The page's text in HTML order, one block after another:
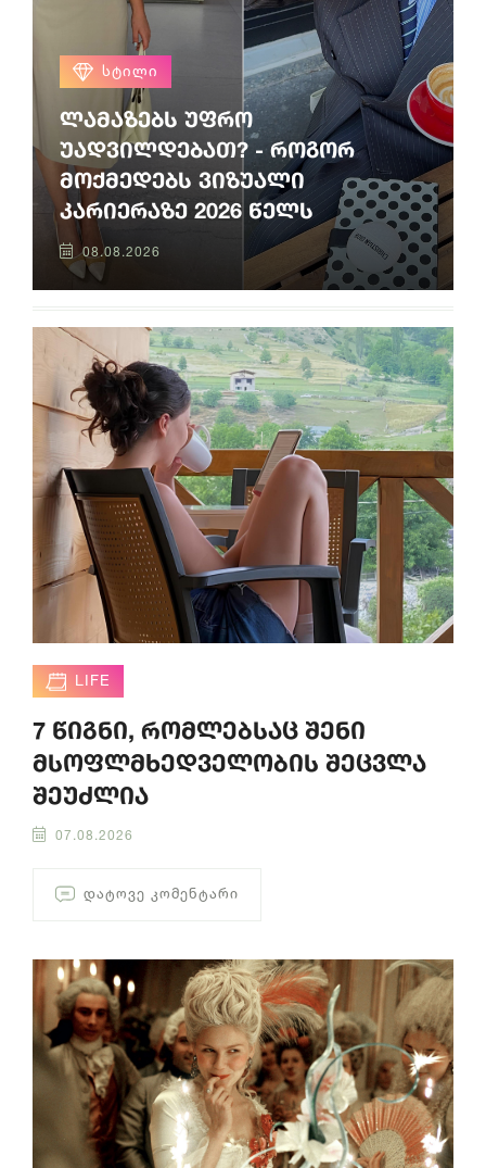
ᲡᲢᲘᲚᲘ
ლამაზებს უფრო
უადვილდებათ? - როგორ
მოქმედებს ვიზუალი
კარიერაზე 2026 წელს
08.08.2026
LIFE
7 წიგნი, რომლებსაც შენი
მსოფლმხედველობის შეცვლა
შეუძლია
07.08.2026
ᲓᲐᲢᲝᲕᲔ ᲙᲝᲛᲔᲜᲢᲐᲠᲘ